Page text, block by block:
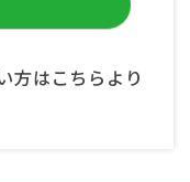
方はこちらより